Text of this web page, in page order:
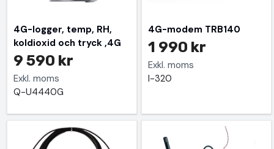
4G-logger, temp, RH,
koldioxid och tryck ,4G
9 590 kr
Exkl. moms
Q-U4440G
4G-modem TRB140
1 990 kr
Exkl. moms
I-320